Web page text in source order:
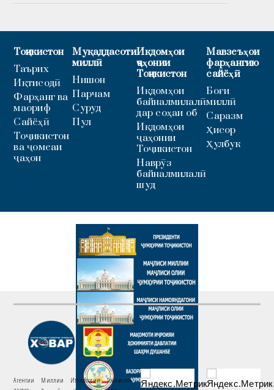
Тоҷикистон
Таърих
Иқтисодӣ
Фарҳанг ва
маориф
Сайёҳӣ
Тоҷикистон
ва ҷомеаи
ҷаҳон
Муқаддасоти
миллӣ
Нишон
Парчам
Суруд
Пул
Иқдомҳои
ҷаҳонии
Тоҷикистон
Иқдомҳои
байналмилалӣ
дар соҳаи об
Иқдомҳои
ҷаҳонии
Тоҷикистон
Наврӯз
байналмилалӣ
шуд
Мавзеъҳои
фарҳангию
сайёҳӣ
Боғи
миллӣ
Саразм
Ҳисор
Ҳулбук
Агентии Миллии Иттилоотии Тоҷикистон